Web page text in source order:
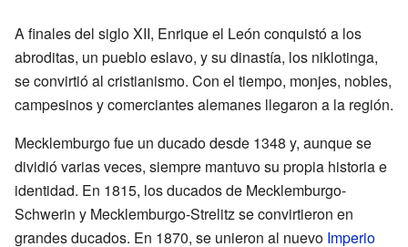
A finales del siglo XII, Enrique el León conquistó a los
abroditas, un pueblo eslavo, y su dinastía, los niklotinga,
se convirtió al cristianismo. Con el tiempo, monjes, nobles,
campesinos y comerciantes alemanes llegaron a la región.
Mecklemburgo fue un ducado desde 1348 y, aunque se
dividió varias veces, siempre mantuvo su propia historia e
identidad. En 1815, los ducados de Mecklemburgo-
Schwerin y Mecklemburgo-Strelitz se convirtieron en
grandes ducados. En 1870, se unieron al nuevo Imperio